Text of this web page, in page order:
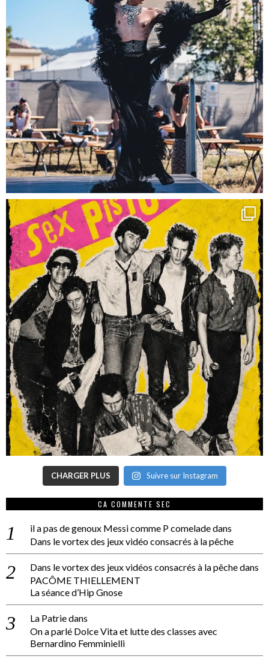
CHARGER PLUS Suivre sur Instagram
CA COMMENTE SEC
il a pas de genoux Messi comme P comeladedans
Dans le vortex des jeux vidéo consacrés à la pêche
Dans le vortex des jeux vidéos consacrés à la pêchedans
PACÔME THIELLEMENT
La séance d’Hip Gnose
La Patriedans
On a parlé Dolce Vita et lutte des classes avec
Bernardino Femminielli